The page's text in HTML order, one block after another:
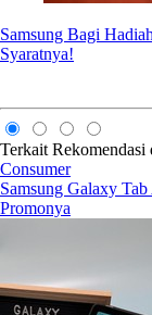
Samsung Bagi
Syaratnya!
Terkait Rekomendasi
Consumer
Samsung Galaxy
Promonya